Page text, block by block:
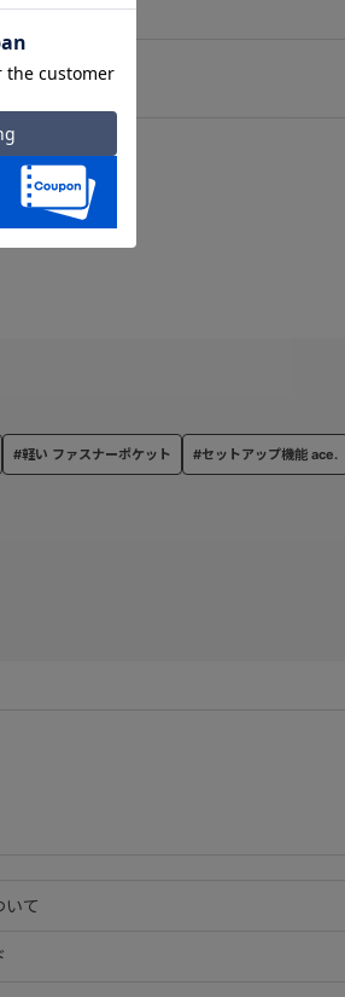
いて
#軽い ファスナーポケット #セットアップ機能 ace.